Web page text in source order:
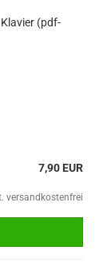
(pdf-
7,90 EUR
versandkostenfrei